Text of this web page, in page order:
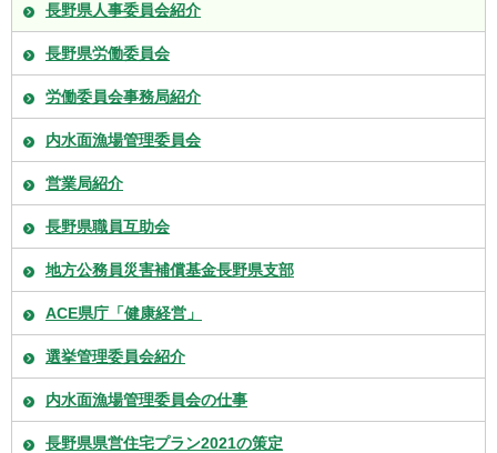
長野県人事委員会紹介
長野県労働委員会
労働委員会事務局紹介
内水面漁場管理委員会
営業局紹介
長野県職員互助会
地方公務員災害補償基金長野県支部
ACE県庁「健康経営」
選挙管理委員会紹介
内水面漁場管理委員会の仕事
長野県県営住宅プラン2021の策定